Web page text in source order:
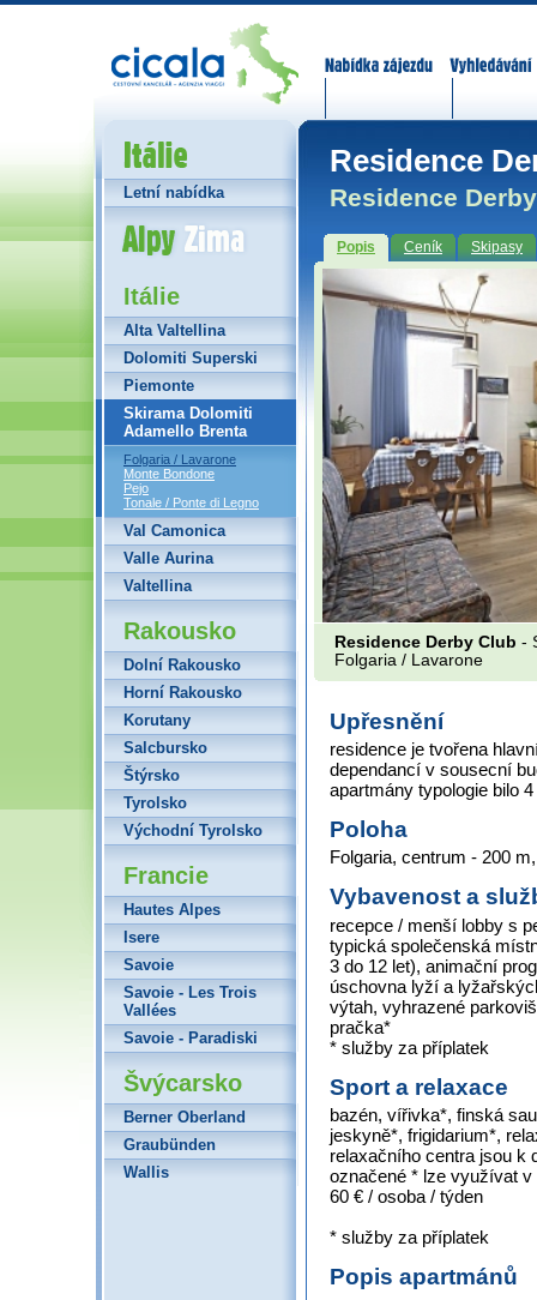
Residence
Residence
Popis Ceník Skipasy
Residence Derby Club -
Folgaria / Lavarone
Upřesnění
residence je tvořena
dependancí v sousecní
apartmány typologie bilo
Poloha
Folgaria, centrum - 200
Vybavenost a
recepce / menší lobby s
typická společenská
3 do 12 let), animační
úschovna lyží a
výtah, vyhrazené
pračka*
* služby za příplatek
Sport a relaxace
bazén, vířivka*, finská
jeskyně*, frigidarium*,
relaxačního centra jsou k
označené * lze využívat
60 € / osoba / týden
* služby za příplatek
Popis apartmánů
Itálie
Letní nabídka
Alpy Zima
Itálie
Alta Valtellina
Dolomiti Superski
Piemonte
Skirama Dolomiti
Adamello Brenta
Folgaria / Lavarone
Monte Bondone
Pejo
Tonale / Ponte di Legno
Val Camonica
Valle Aurina
Valtellina
Rakousko
Dolní Rakousko
Horní Rakousko
Korutany
Salcbursko
Štýrsko
Tyrolsko
Východní Tyrolsko
Francie
Hautes Alpes
Isere
Savoie
Savoie - Les Trois
Vallées
Savoie - Paradiski
Švýcarsko
Berner Oberland
Graubünden
Wallis